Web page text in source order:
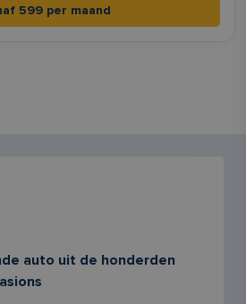
599 per maand
auto uit de honderden